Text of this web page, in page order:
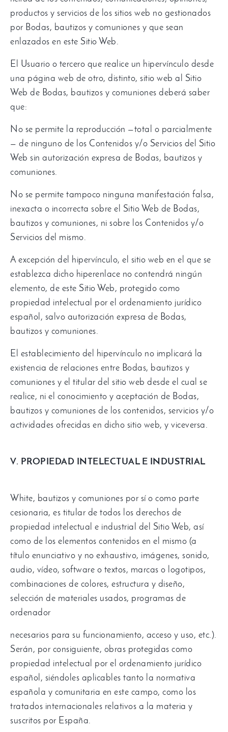
productos y servicios de los sitios web no gestionados
por Bodas, bautizos y comuniones y que sean
enlazados en este Sitio Web.
El Usuario o tercero que realice un hipervínculo desde
una página web de otro, distinto, sitio web al Sitio
Web de Bodas, bautizos y comuniones deberá saber
que:
No se permite la reproducción —total o parcialmente
— de ninguno de los Contenidos y/o Servicios del Sitio
Web sin autorización expresa de Bodas, bautizos y
comuniones.
No se permite tampoco ninguna manifestación falsa,
inexacta o incorrecta sobre el Sitio Web de Bodas,
bautizos y comuniones, ni sobre los Contenidos y/o
Servicios del mismo.
A excepción del hipervínculo, el sitio web en el que se
establezca dicho hiperenlace no contendrá ningún
elemento, de este Sitio Web, protegido como
propiedad intelectual por el ordenamiento jurídico
español , salvo autorización expresa de Bodas,
bautizos y comuniones.
El establecimiento del hipervínculo no implicará la
existencia de relaciones entre Bodas, bautizos y
comuniones y el titular del sitio web desde el cual se
realice, ni el conocimiento y aceptación de Bodas,
bautizos y comuniones de los contenidos, servicios y/o
actividades ofrecidas en dicho sitio web, y viceversa.
V. PROPIEDAD INTELECTUAL E INDUSTRIAL
White, bautizos y comuniones por sí o como parte
cesionaria, es titular de todos los derechos de
propiedad intelectual e industrial del Sitio Web, así
como de los elementos contenidos en el mismo (a
título enunciativo y no exhaustivo, imágenes, sonido,
audio, vídeo, software o textos, marcas o logotipos,
combinaciones de colores, estructura y diseño,
selección de materiales usados, programas de
ordenador
necesarios para su funcionamiento, acceso y uso, etc.).
Serán, por consiguiente, obras protegidas como
propiedad intelectual por el ordenamiento jurídico
español , siéndoles aplicables tanto la normativa
española y comunitaria en este campo, como los
tratados internacionales relativos a la materia y
suscritos por España.